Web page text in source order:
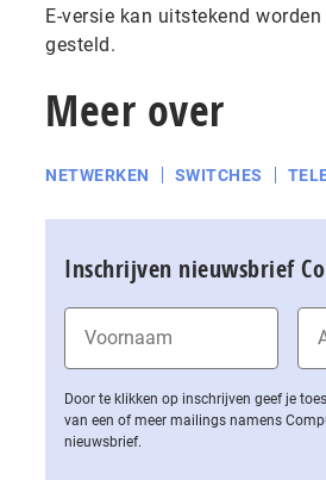
E-versie kan uitstekend
gesteld.
Meer over
NETWERKEN SWITCHES
Inschrijven nieuwsbrief
Door te klikken op inschrijven geef je
van een of meer mailings namens
nieuwsbrief.